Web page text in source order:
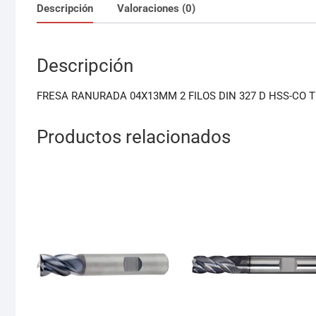
Descripción Valoraciones (0)
Descripción
FRESA RANURADA 04X13MM 2 FILOS DIN 327 D HSS-CO
Productos relacionados